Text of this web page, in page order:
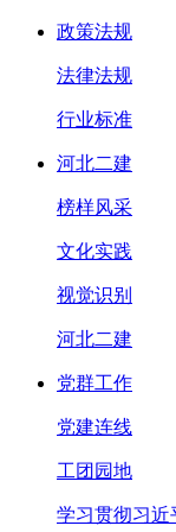
政策法规
法律法规
行业标准
河北二建
榜样风采
文化实践
视觉识别
河北二建
党群工作
党建连线
工团园地
学习贯彻习近